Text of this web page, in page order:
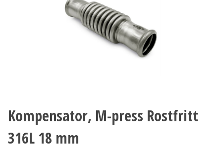
Kompensator, M-press Rostfritt
316L 18 mm